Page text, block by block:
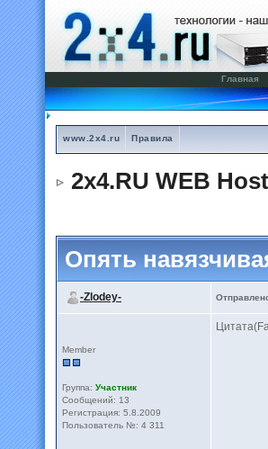
Главная
www.2x4.ru Правила
2x4.RU WEB
Опять
-Zlodey-
Member
Группа: Участник
Сообщений: 13
Регистрация: 5.8.2009
Пользователь №: 4 311